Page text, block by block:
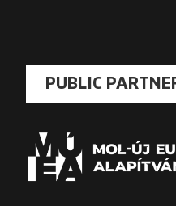
PUBLIC